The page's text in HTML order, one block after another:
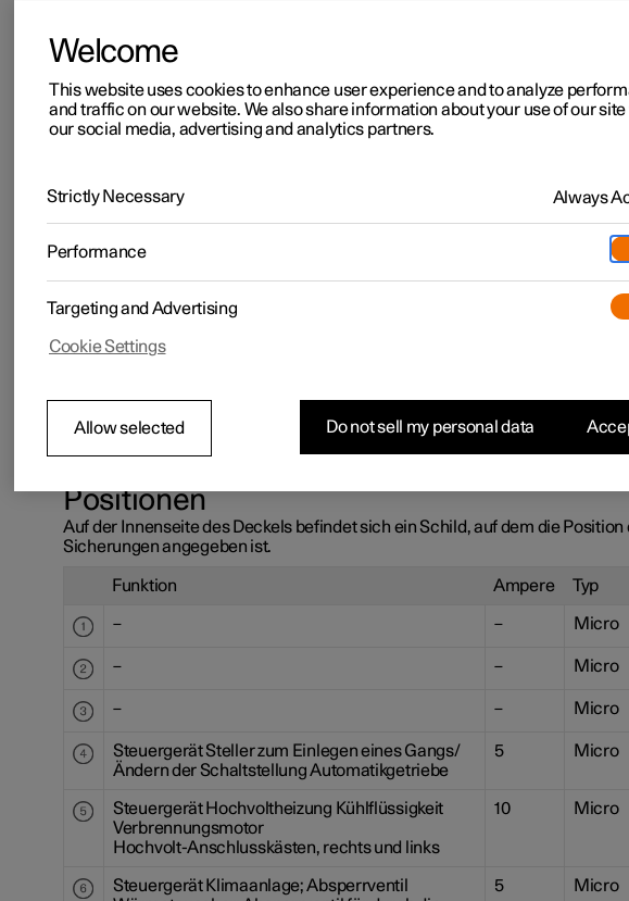
Auf der Deckelinnenseite ist eine Zange befestigt, mit der Sicherungen
einfacher herausgezogen und eingesetzt werden können.
In der Zentralelektrik ist auch Platz für einige Ersatzsicherungen.
Positionen
Auf der Innenseite des Deckels befindet sich ein Schild, auf dem die Position
Sicherungen angegeben ist.
Funktion Ampere Typ
– – Micro
– – Micro
– – Micro
Steuergerät Steller zum Einlegen eines Gangs/
Ändern der Schaltstellung Automatikgetriebe
5 Micro
Steuergerät Hochvoltheizung Kühlflüssigkeit
Verbrennungsmotor
Hochvolt-Anschlusskästen, rechts und links
10 Micro
Steuergerät Klimaanlage; Absperrventil
5 Micro
Welcome
This website uses cookies to enhance user experience and to analyze
and traffic on our website. We also share information about your use of our
our social media, advertising and analytics partners.
Strictly Necessary Always
Performance
Targeting and Advertising
Cookie Settings
Allow selected Do not sell my personal data